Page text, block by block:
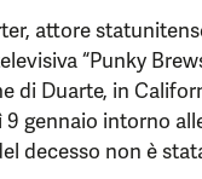
attore
“Punky
di Duarte, in
gennaio intorno
decesso non è